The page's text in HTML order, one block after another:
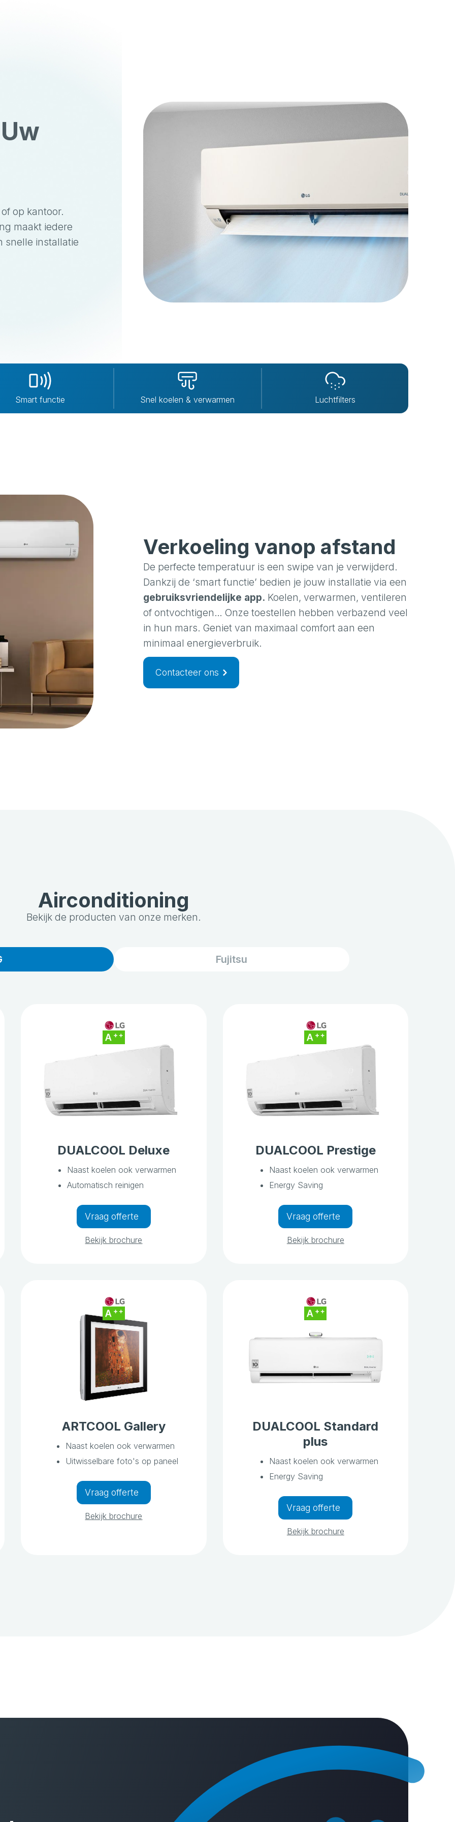
op kantoor.
maakt iedere
snelle installatie
Smart functie Snel koelen & verwarmen Luchtfilters
Verkoeling vanop afstand
De perfecte temperatuur is een swipe van je verwijderd.
Dankzij de ‘smart functie’ bedien je jouw installatie via een
gebruiksvriendelijke app. Koelen, verwarmen, ventileren
of ontvochtigen… Onze toestellen hebben verbazend veel
in hun mars. Geniet van maximaal comfort aan een
minimaal energieverbruik.
Contacteer ons
Airconditioning
Bekijk de producten van onze merken.
Fujitsu
DUALCOOL Deluxe
Naast koelen ook verwarmen
Automatisch reinigen
Vraag offerte
Bekijk brochure
DUALCOOL Prestige
Naast koelen ook verwarmen
Energy Saving
Vraag offerte
Bekijk brochure
ARTCOOL Gallery
Naast koelen ook verwarmen
Uitwisselbare foto's op paneel
Vraag offerte
Bekijk brochure
DUALCOOL Standard
plus
Naast koelen ook verwarmen
Energy Saving
Vraag offerte
Bekijk brochure